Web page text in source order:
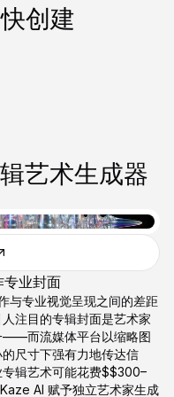
创建做同款
艺术生成器
专业封面
与专业视觉呈现之间的差距
注目的专辑封面是艺术家
——而流媒体平台以缩略图
尺寸下强有力地传达信
辑艺术可能花费$$300–
AI 赋予独立艺术家生成